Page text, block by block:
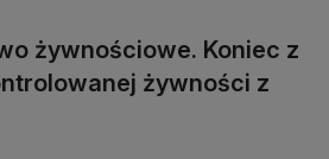
żywnościowe. Koniec z
żywności z